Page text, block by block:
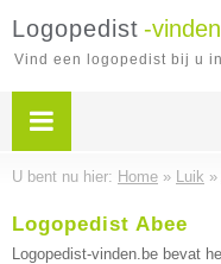
Logopedist -
Vind een logopedist bij u
U bent nu hier: Home » Luik »
Logopedist Abee
Logopedist-vinden.be bevat